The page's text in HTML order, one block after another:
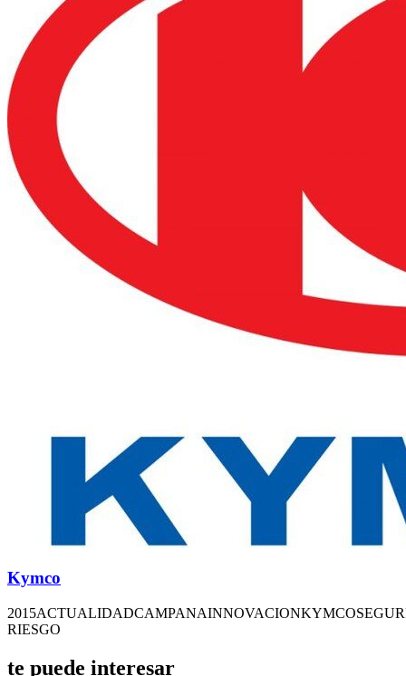
Kymco
2015ACTUALIDADCAMPANAINNOVACIONKYMCO
RIESGO
te puede interesar